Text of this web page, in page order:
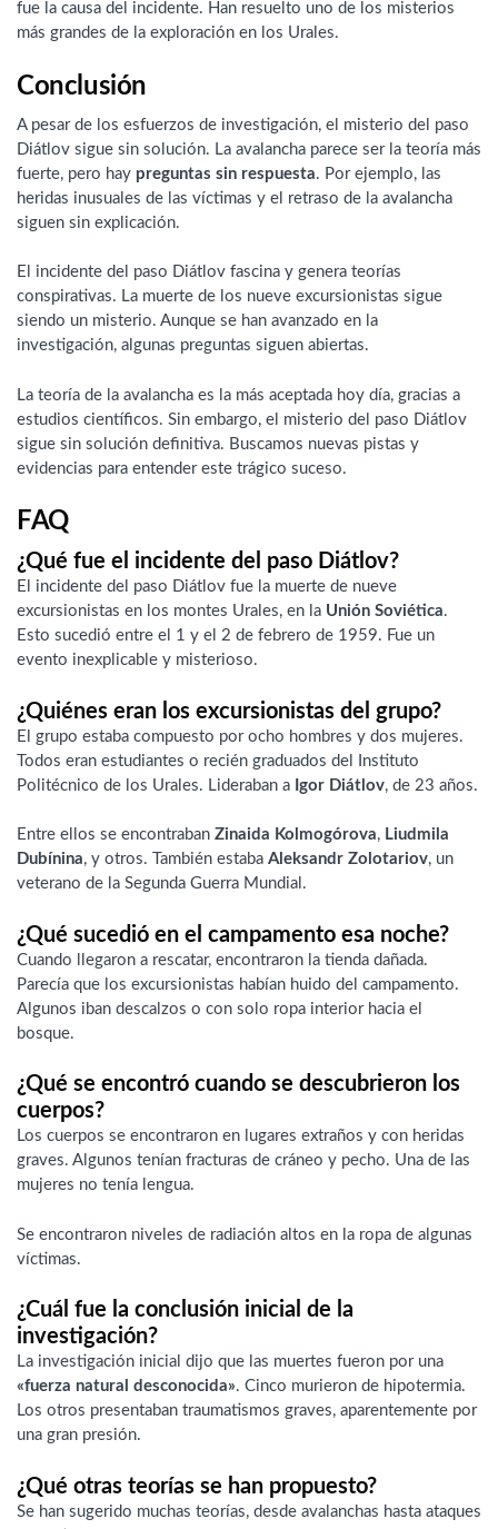
fue la causa del incidente. Han resuelto uno de los misterios
más grandes de la exploración en los Urales.
Conclusión
A pesar de los esfuerzos de investigación, el misterio del paso
Diátlov sigue sin solución. La avalancha parece ser la teoría más
fuerte, pero hay preguntas sin respuesta. Por ejemplo, las
heridas inusuales de las víctimas y el retraso de la avalancha
siguen sin explicación.
El incidente del paso Diátlov fascina y genera teorías
conspirativas. La muerte de los nueve excursionistas sigue
siendo un misterio. Aunque se han avanzado en la
investigación, algunas preguntas siguen abiertas.
La teoría de la avalancha es la más aceptada hoy día, gracias a
estudios científicos. Sin embargo, el misterio del paso Diátlov
sigue sin solución definitiva. Buscamos nuevas pistas y
evidencias para entender este trágico suceso.
FAQ
¿Qué fue el incidente del paso Diátlov?
El incidente del paso Diátlov fue la muerte de nueve
excursionistas en los montes Urales, en la Unión Soviética.
Esto sucedió entre el 1 y el 2 de febrero de 1959. Fue un
evento inexplicable y misterioso.
¿Quiénes eran los excursionistas del grupo?
El grupo estaba compuesto por ocho hombres y dos mujeres.
Todos eran estudiantes o recién graduados del Instituto
Politécnico de los Urales. Lideraban a Igor Diátlov, de 23 años.
Entre ellos se encontraban Zinaida Kolmogórova, Liudmila
Dubínina, y otros. También estaba Aleksandr Zolotariov, un
veterano de la Segunda Guerra Mundial.
¿Qué sucedió en el campamento esa noche?
Cuando llegaron a rescatar, encontraron la tienda dañada.
Parecía que los excursionistas habían huido del campamento.
Algunos iban descalzos o con solo ropa interior hacia el
bosque.
¿Qué se encontró cuando se descubrieron los
cuerpos?
Los cuerpos se encontraron en lugares extraños y con heridas
graves. Algunos tenían fracturas de cráneo y pecho. Una de las
mujeres no tenía lengua.
Se encontraron niveles de radiación altos en la ropa de algunas
víctimas.
¿Cuál fue la conclusión inicial de la
investigación?
La investigación inicial dijo que las muertes fueron por una
«fuerza natural desconocida». Cinco murieron de hipotermia.
Los otros presentaban traumatismos graves, aparentemente por
una gran presión.
¿Qué otras teorías se han propuesto?
Se han sugerido muchas teorías, desde avalanchas hasta ataques